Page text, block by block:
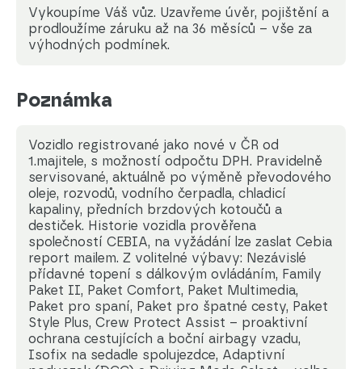
Vykoupíme Váš vůz. Uzavřeme úvěr, pojištění a
prodloužíme záruku až na 36 měsíců – vše za
výhodných podmínek.
Poznámka
Vozidlo registrované jako nové v ČR od
1.majitele, s možností odpočtu DPH. Pravidelně
servisované, aktuálně po výměně převodového
oleje, rozvodů, vodního čerpadla, chladicí
kapaliny, předních brzdových kotoučů a
destiček. Historie vozidla prověřena
společností CEBIA, na vyžádání lze zaslat Cebia
report mailem. Z volitelné výbavy: Nezávislé
přídavné topení s dálkovým ovládáním, Family
Paket II, Paket Comfort, Paket Multimedia,
Paket pro spaní, Paket pro špatné cesty, Paket
Style Plus, Crew Protect Assist – proaktivní
ochrana cestujících a boční airbagy vzadu,
Isofix na sedadle spolujezdce, Adaptivní